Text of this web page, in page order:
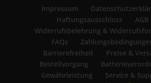
Impressum
Haftungsausschluss
AGB
Widerrufsbelehrung &
FAQs
Barrierefreiheit
Preise &
Bestellvorgang
Gewährleistung
Service &